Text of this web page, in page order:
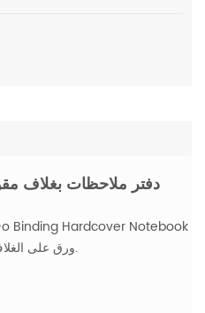
Binding Hardcover Notebook
ورق على الغلاف وله خمسة ألوان للاختيار من بينها.